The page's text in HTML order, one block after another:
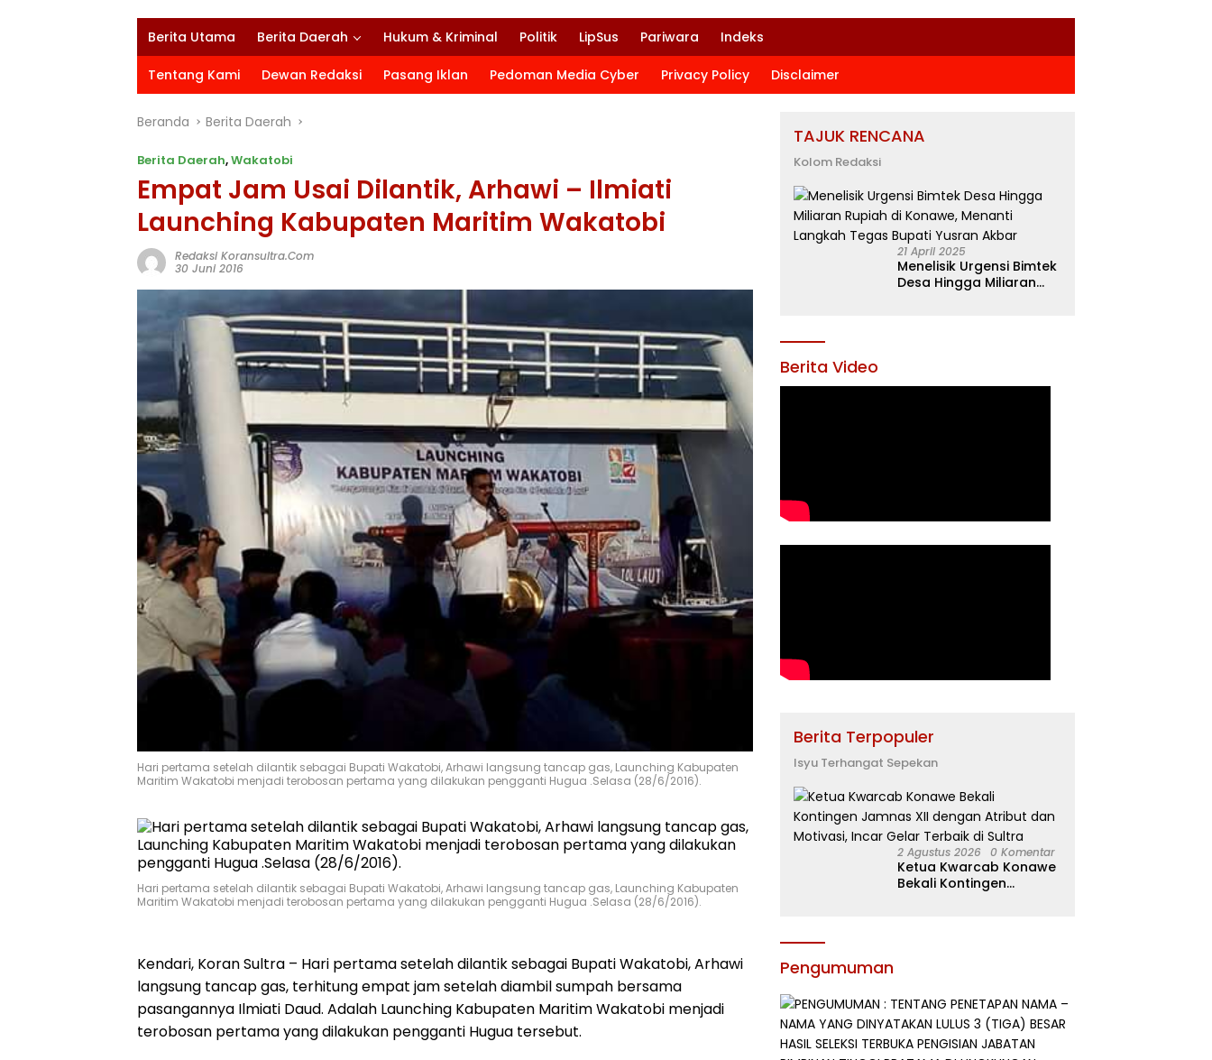
Berita Utama Berita Daerah Hukum & Kriminal Politik LipSus Pariwara Indeks
Tentang Kami Dewan Redaksi Pasang Iklan Pedoman Media Cyber Privacy Policy Disclaimer
Beranda Berita Daerah
Berita Daerah,Wakatobi
Empat Jam Usai Dilantik, Arhawi – Ilmiati
Launching Kabupaten Maritim Wakatobi
Redaksi Koransultra.com
30 Juni 2016
Hari pertama setelah dilantik sebagai Bupati Wakatobi, Arhawi langsung tancap gas, Launching Kabupaten
Maritim Wakatobi menjadi terobosan pertama yang dilakukan pengganti Hugua .Selasa (28/6/2016).
Hari pertama setelah dilantik sebagai Bupati Wakatobi, Arhawi langsung tancap gas, Launching Kabupaten
Maritim Wakatobi menjadi terobosan pertama yang dilakukan pengganti Hugua .Selasa (28/6/2016).
Kendari, Koran Sultra – Hari pertama setelah dilantik sebagai Bupati Wakatobi, Arhawi
langsung tancap gas, terhitung empat jam setelah diambil sumpah bersama
pasangannya Ilmiati Daud. Adalah Launching Kabupaten Maritim Wakatobi menjadi
terobosan pertama yang dilakukan pengganti Hugua tersebut.
TAJUK RENCANA
Kolom Redaksi
21 April 2025
Menelisik Urgensi Bimtek
Desa Hingga Miliaran
Berita Video
Berita Terpopuler
Isyu Terhangat Sepekan
2 Agustus 2026 0 Komentar
Ketua Kwarcab Konawe
Bekali Kontingen
Pengumuman